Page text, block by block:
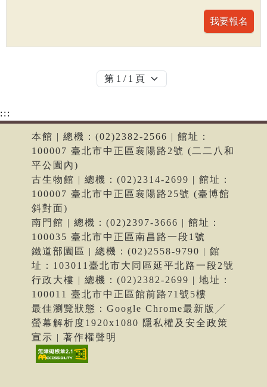
:::
本館 | 總機：(02)2382-2566 | 館址：
100007 臺北市中正區襄陽路2號 (二二八和
平公園內)
古生物館 | 總機：(02)2314-2699 | 館址：
100007 臺北市中正區襄陽路25號 (臺博館
斜對面)
南門館 | 總機：(02)2397-3666 | 館址：
100035 臺北市中正區南昌路一段1號
鐵道部園區 | 總機：(02)2558-9790 | 館
址：103011臺北市大同區延平北路一段2號
行政大樓 | 總機：(02)2382-2699 | 地址：
100011 臺北市中正區館前路71號5樓
最佳瀏覽狀態：Google Chrome最新版╱
螢幕解析度1920x1080 隱私權及安全政策
宣示 | 著作權聲明